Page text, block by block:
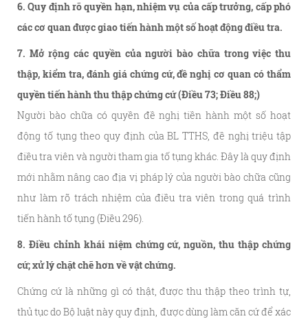
6. Quy định rõ quyền hạn, nhiệm vụ của cấp trưởng, cấp phó
các cơ quan được giao tiến hành một số hoạt động điều tra.
7. Mở rộng các quyền của người bào chữa trong việc thu
thập, kiểm tra, đánh giá chứng cứ, đề nghị cơ quan có thẩm
quyền tiến hành thu thập chứng cứ (Điều 73; Điều 88;)
Người bào chữa có quyền đề nghị tiền hành một số hoạt
động tố tụng theo quy định của BL TTHS, đề nghị triệu tập
điều tra viên và người tham gia tố tụng khác. Đây là quy định
mới nhằm nâng cao địa vị pháp lý của người bào chữa cũng
như làm rõ trách nhiệm của điều tra viên trong quá trình
tiến hành tố tụng (Điều 296).
8. Điều chỉnh khái niệm chứng cứ, nguồn, thu thập chứng
cứ; xử lý chặt chẽ hơn về vật chứng.
Chứng cứ là những gì có thật, được thu thập theo trình tự,
thủ tục do Bộ luật này quy định, được dùng làm căn cứ để xác